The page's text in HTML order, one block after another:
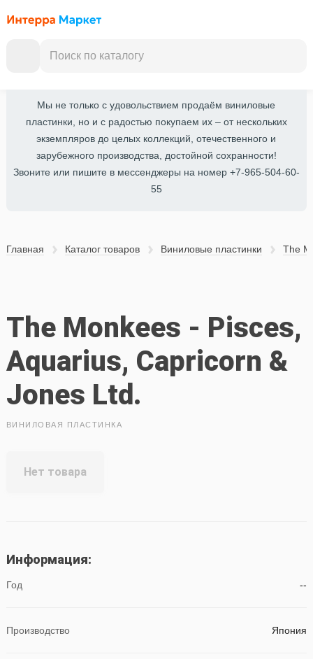
Мы не только с удовольствием продаём виниловые
пластинки, но и с радостью покупаем их – от нескольких
экземпляров до целых коллекций, отечественного и
зарубежного производства, достойной сохранности!
Звоните или пишите в мессенджеры на номер +7-965-504-60-
55
Главная Каталог товаров Виниловые пластинки The
The Monkees - Pisces,
Aquarius, Capricorn &
Jones Ltd.
ВИНИЛОВАЯ ПЛАСТИНКА
Нет товара
Информация:
Год --
Производство Япония